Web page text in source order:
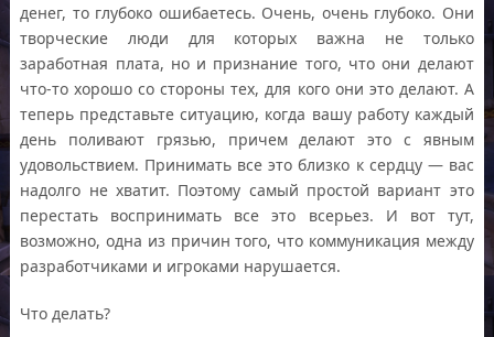
денег, то глубоко ошибаетесь. Очень, очень глубоко. Они
творческие люди для которых важна не только
заработная плата, но и признание того, что они делают
что-то хорошо со стороны тех, для кого они это делают. А
теперь представьте ситуацию, когда вашу работу каждый
день поливают грязью, причем делают это с явным
удовольствием. Принимать все это близко к сердцу — вас
надолго не хватит. Поэтому самый простой вариант это
перестать воспринимать все это всерьез. И вот тут,
возможно, одна из причин того, что коммуникация между
разработчиками и игроками нарушается.
Что делать?